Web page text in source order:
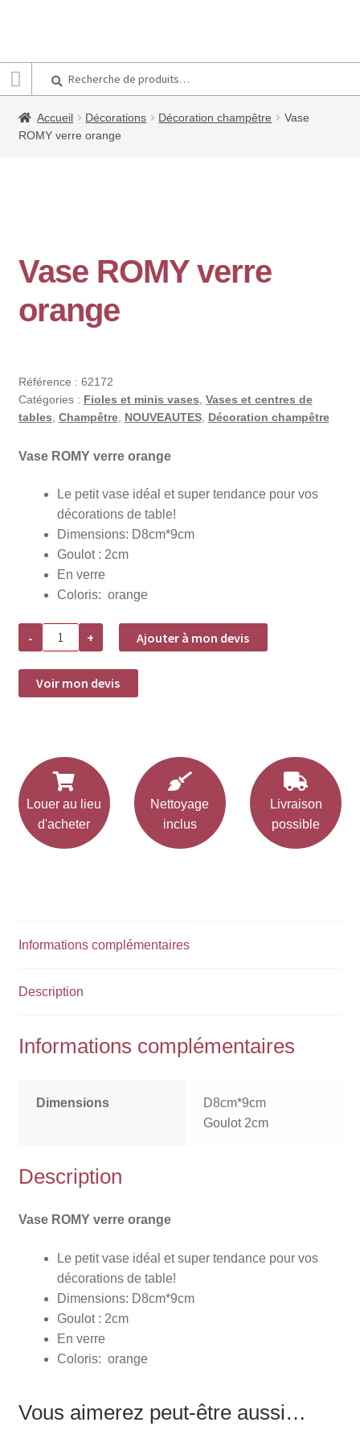
pour :
Accueil Décorations Décoration champêtre
Vase
ROMY verre orange
Vase ROMY verre
orange
Référence : 62172
Catégories : Fioles et minis vases Vases et centres de
tables Champêtre, NOUVEAUTES, Décoration champêtre
Vase ROMY verre orange
Le petit vase idéal et super tendance pour vos
décorations de table!
Dimensions: D8cm*9cm
Goulot : 2cm
En verre
Coloris: orange
-
quantité
Vase
ROMY
verre
+ Ajouter à mon devis
Voir mon devis
Louer au lieu
d'acheter
Nettoyage
inclus
Livraison
possible
Informations complémentaires
Description
Informations complémentaires
Dimensions
D8cm*9cm
Goulot 2cm
Description
Vase ROMY verre orange
Le petit vase idéal et super tendance pour vos
décorations de table!
Dimensions: D8cm*9cm
Goulot : 2cm
En verre
Coloris: orange
Vous aimerez peut-être aussi…